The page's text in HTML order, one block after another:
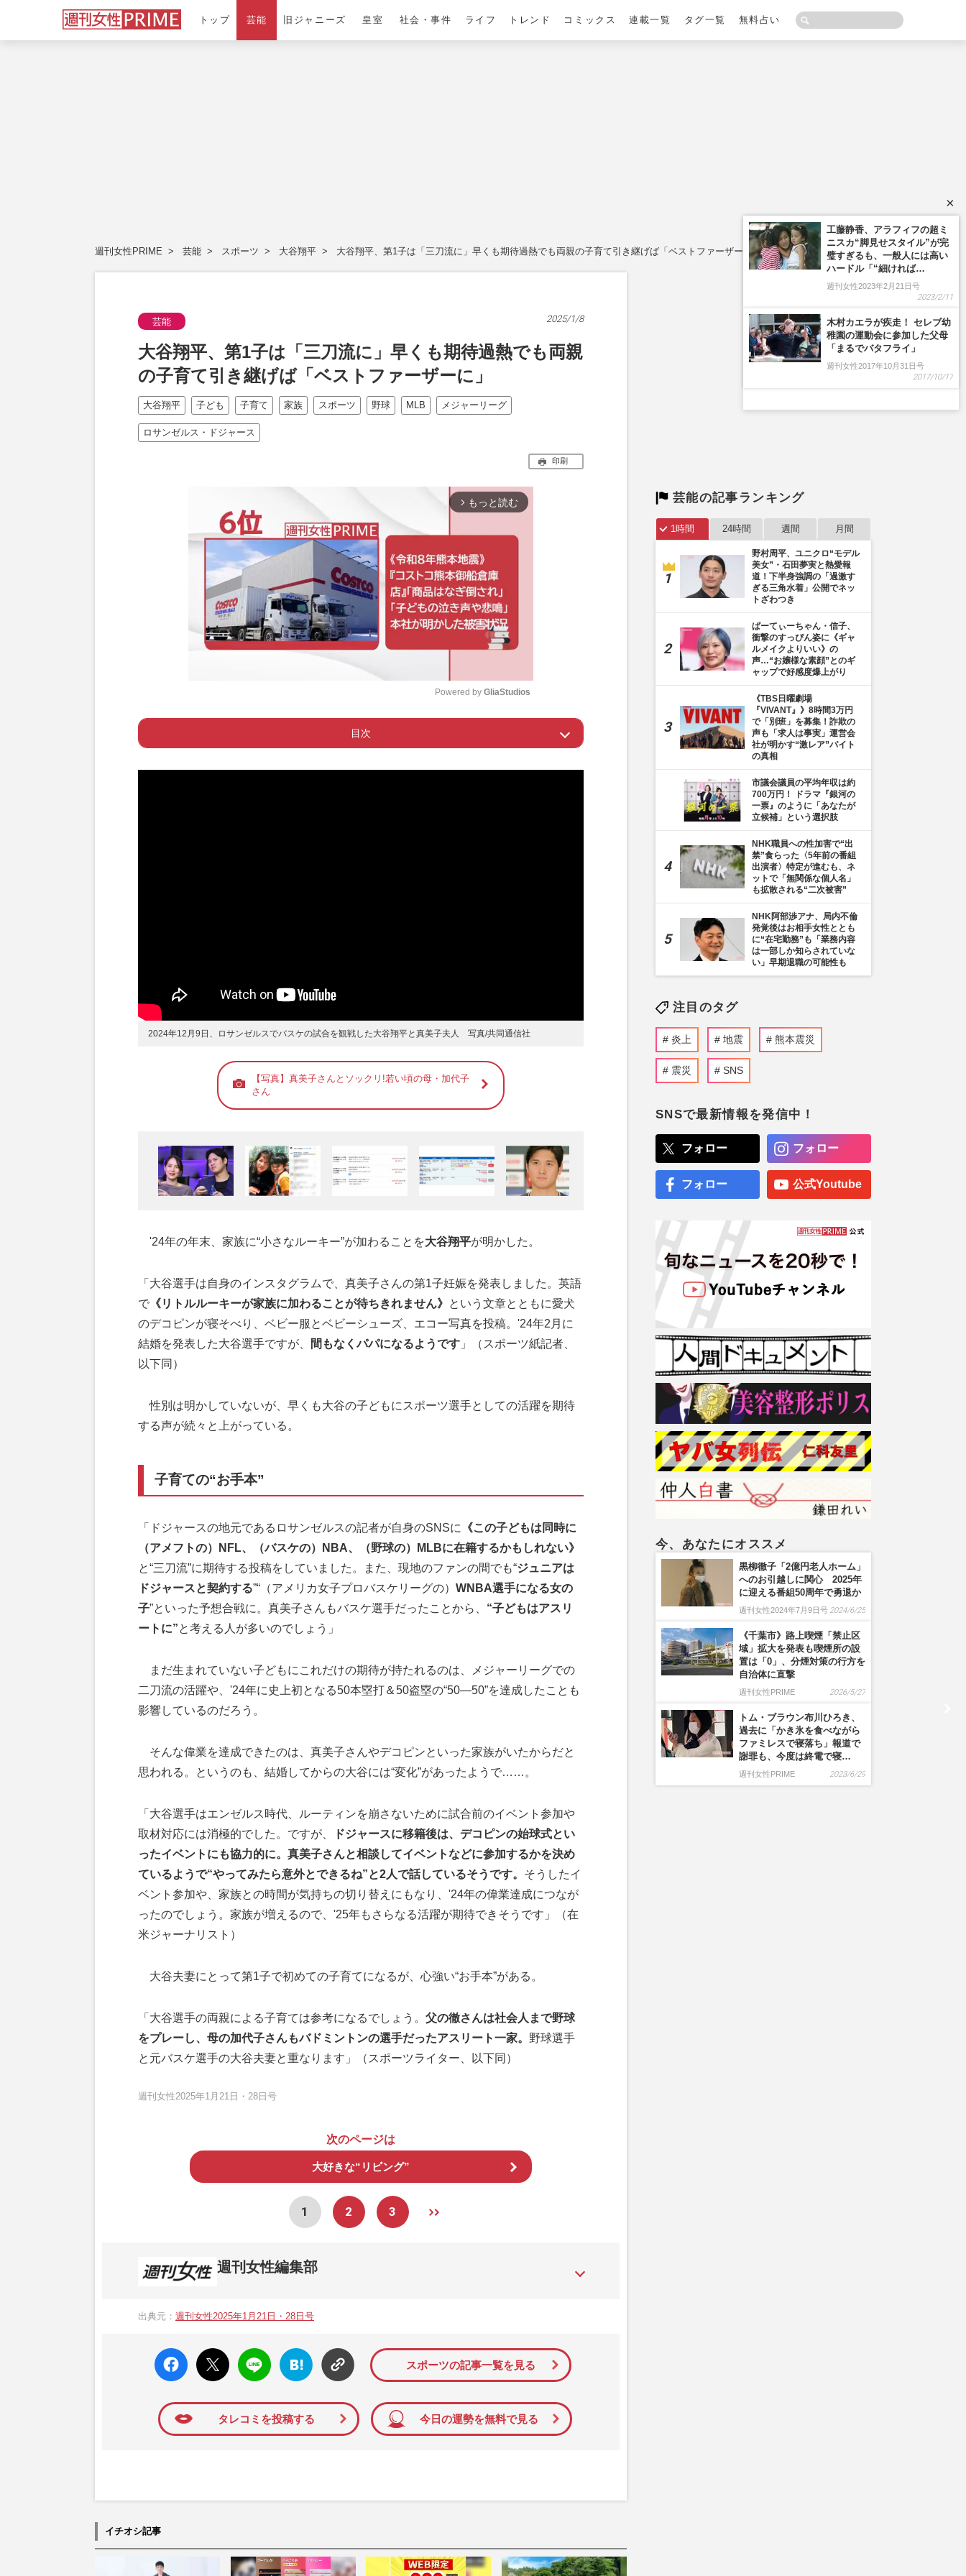
トップ 芸能 旧ジャニーズ 皇室 社会・事件 ライフ トレンド コミックス 連載一覧 タグ一覧 無料占い
週刊女性PRIME 芸能 スポーツ 大谷翔平 大谷翔平、第1子は「三刀流に」早くも期待過熱でも両親の子育て引き継げば「ベストファーザーに」
芸能 2025/1/8
大谷翔平、第1子は「三刀流に」早くも期待過熱でも両親
の子育て引き継げば「ベストファーザーに」
大谷翔平 子ども 子育て 家族 スポーツ 野球 MLB メジャーリーグ
ロサンゼルス・ドジャース
印刷
arrow_forward_ios もっと読む
t
Powered by GliaStudios
目次
Page 1 ー 子育ての“お手本”
2024年12月9日、ロサンゼルスでバスケの試合を観戦した大谷翔平と真美子夫人 写真/共同通信社
【写真】真美子さんとソックリ!若い頃の母・加代子
さん
'24年の年末、家族に“小さなルーキー”が加わることを大谷翔平が明かした。
「大谷選手は自身のインスタグラムで、真美子さんの第1子妊娠を発表しました。英語
で 《リトルルーキーが家族に加わることが待ちきれません》 という文章とともに愛犬
のデコピンが寝そべり、ベビー服とベビーシューズ、エコー写真を投稿。'24年2月に
結婚を発表した大谷選手ですが、
間もなくパパになるようです 」（スポーツ紙記者、
以下同）
性別は明かしていないが、早くも大谷の子どもにスポーツ選手としての活躍を期待
する声が続々と上がっている。
子育ての“お手本”
「ドジャースの地元であるロサンゼルスの記者が自身のSNSに
《この子どもは同時に
（アメフトの）NFL、（バスケの）NBA、（野球の）MLBに在籍するかもしれない》
と“三刀流”に期待する投稿をしていました。また、現地のファンの間でも“ジュニアは
ドジャースと契約する”“（アメリカ女子プロバスケリーグの） WNBA選手になる女の
子”といった予想合戦に。真美子さんもバスケ選手だったことから、 “子どもはアスリ
ートに”と考える人が多いのでしょう」
まだ生まれていない子どもにこれだけの期待が持たれるのは、メジャーリーグでの
二刀流の活躍や、'24年に史上初となる50本塁打＆50盗塁の“50―50”を達成したことも
影響しているのだろう。
そんな偉業を達成できたのは、真美子さんやデコピンといった家族がいたからだと
思われる。というのも、結婚してからの大谷には“変化”があったようで……。
「大谷選手はエンゼルス時代、ルーティンを崩さないために試合前のイベント参加や
取材対応には消極的でした。ですが、
ドジャースに移籍後は、デコピンの始球式とい
ったイベントにも協力的に。真美子さんと相談してイベントなどに参加するかを決め
ているようで“やってみたら意外とできるね”と2人で話しているそうです。 そうしたイ
ベント参加や、家族との時間が気持ちの切り替えにもなり、'24年の偉業達成につなが
ったのでしょう。家族が増えるので、'25年もさらなる活躍が期待できそうです」（在
米ジャーナリスト）
大谷夫妻にとって第1子で初めての子育てになるが、心強い“お手本”がある。
「大谷選手の両親による子育ては参考になるでしょう。 父の徹さんは社会人まで野球
をプレーし、母の加代子さんもバドミントンの選手だったアスリート一家。 野球選手
と元バスケ選手の大谷夫妻と重なります」（スポーツライター、以下同）
週刊女性2025年1月21日・28日号
次のページは
大好きな“リビング”
1 2 3
週刊女性編集部
母”が抱える400万円超の“借金トラブル”」報道をスクープ。この一報から約2か月後、宮内庁は結婚延期を
出典元： 週刊女性2025年1月21日・28日号
faceboo
k いい
ね
X ポス
ト
LINE
はてな
ブック
マーク
スポーツの記事一覧を見る
タレコミを投稿する 今日の運勢を無料で見る
イチオシ記事
芸能の記事ランキング
1時間 24時間 週間 月間
野村周平、ユニクロ“モデル
美女”・石田夢実と熱愛報
道！下半身強調の「過激す
ぎる三角水着」公開でネッ
トざわつき
ぱーてぃーちゃん・信子、
衝撃のすっぴん姿に《ギャ
ルメイクよりいい》の
声…“お嬢様な素顔”とのギ
ャップで好感度爆上がり
《TBS日曜劇場
『VIVANT』》8時間3万円
で「別班」を募集！詐欺の
声も「求人は事実」運営会
社が明かす“激レア”バイト
の真相
市議会議員の平均年収は約
700万円！ ドラマ『銀河の
一票』のように「あなたが
立候補」という選択肢
NHK職員への性加害で“出
禁”食らった〈5年前の番組
出演者〉特定が進むも、ネ
ットで「無関係な個人名」
も拡散される“二次被害”
NHK阿部渉アナ、局内不倫
発覚後はお相手女性ととも
に“在宅勤務”も「業務内容
は一部しか知らされていな
い」早期退職の可能性も
注目のタグ
炎上 地震 熊本震災
震災 SNS
SNSで最新情報を発信中！
フォロー フォロー
フォロー 公式Youtube
今、あなたにオススメ
黒柳徹子「2億円老人ホーム」
へのお引越しに関心 2025年
に迎える番組50周年で勇退か
週刊女性2024年7月9日号 2024/6/25
《千葉市》路上喫煙「禁止区
域」拡大を発表も喫煙所の設
置は「0」、分煙対策の行方を
自治体に直撃
週刊女性PRIME 2026/5/27
トム・ブラウン布川ひろき、
過去に「かき氷を食べながら
ファミレスで寝落ち」報道で
謝罪も、今度は終電で寝…
週刊女性PRIME 2023/6/29
×